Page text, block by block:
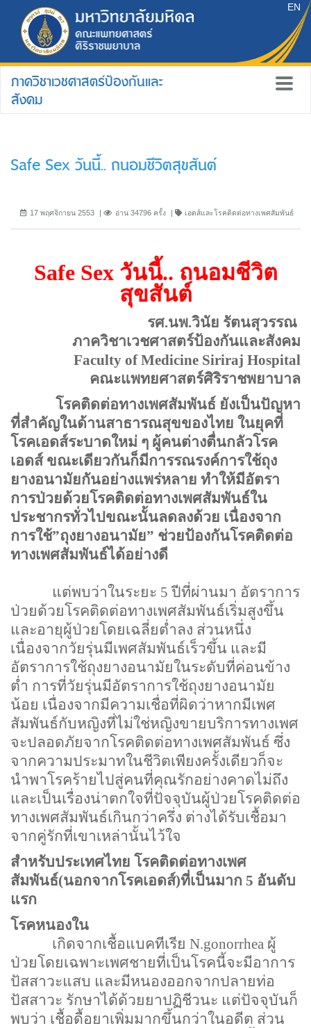
EN
ภาควิชาเวชศาสตร์ป้องกันและ
สังคม
Safe Sex วันนี้.. ถนอมชีวิตสุขสันต์
17 พฤศจิกายน 2553 อ่าน 34796 ครั้ง เอดส์และโรคติดต่อทางเพศสัมพันธ์
Safe Sex วันนี้.. ถนอมชีวิต
สุขสันต์
รศ.นพ.วินัย รัตนสุวรรณ
ภาควิชาเวชศาสตร์ป้องกันและสังคม
Faculty ofMedicine Siriraj Hospital
คณะแพทยศาสตร์ศิริราชพยาบาล
โรคติดต่อทางเพศสัมพันธ์ ยังเป็นปัญหา
ที่สำคัญในด้านสาธารณสุขของไทย ในยุคที่
โรคเอดส์ระบาดใหม่ ๆ ผู้คนต่างตื่นกลัวโรค
เอดส์ ขณะเดียวกันก็มีการรณรงค์การใช้ถุง
ยางอนามัยกันอย่างแพร่หลาย ทำให้มีอัตรา
การป่วยด้วยโรคติดต่อทางเพศสัมพันธ์ใน
ประชากรทั่วไปขณะนั้นลดลงด้วย เนื่องจาก
การใช้”ถุงยางอนามัย” ช่วยป้องกันโรคติดต่อ
ทางเพศสัมพันธ์ได้อย่างดี
แต่พบว่าในระยะ 5ปีที่ผ่านมา อัตราการ
ป่วยด้วยโรคติดต่อทางเพศสัมพันธ์เริ่มสูงขึ้น
และอายุผู้ป่วยโดยเฉลี่ยต่ำลง ส่วนหนึ่ง
เนื่องจากวัยรุ่นมีเพศสัมพันธ์เร็วขึ้น และมี
อัตราการใช้ถุงยางอนามัยในระดับที่ค่อนข้าง
ต่ำ การที่วัยรุ่นมีอัตราการใช้ถุงยางอนามัย
น้อย เนื่องจากมีความเชื่อที่ผิดว่าหากมีเพศ
สัมพันธ์กับหญิงที่ไม่ใช่หญิงขายบริการทางเพศ
จะปลอดภัยจากโรคติดต่อทางเพศสัมพันธ์ ซึ่ง
จากความประมาทในชีวิตเพียงครั้งเดียวก็จะ
นำพาโรคร้ายไปสู่คนที่คุณรักอย่างคาดไม่ถึง
และเป็นเรื่องน่าตกใจที่ปัจจุบันผู้ป่วยโรคติดต่อ
ทางเพศสัมพันธ์เกินกว่าครึ่ง ต่างได้รับเชื้อมา
จากคู่รักที่เขาเหล่านั้นไว้ใจ
สำหรับประเทศไทย โรคติดต่อทางเพศ
สัมพันธ์(นอกจากโรคเอดส์)ที่เป็นมาก 5 อันดับ
แรก
โรคหนองใน
เกิดจากเชื้อแบคทีเรีย N.gonorrhea ผู้
ป่วยโดยเฉพาะเพศชายที่เป็นโรคนี้จะมีอาการ
ปัสสาวะแสบ และมีหนองออกจากปลายท่อ
ปัสสาวะ รักษาได้ด้วยยาปฏิชีวนะ แต่ปัจจุบันก็
พบว่า เชื้อดื้อยาเพิ่มมากขึ้นกว่าในอดีต ส่วน